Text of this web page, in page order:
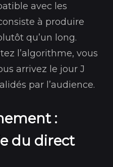
avec les
à produire
qu’un long.
l’algorithme, vous
arrivez le jour J
par l’audience.
:
du direct